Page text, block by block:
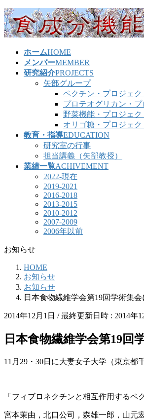
コ
ン
テ
ナ
ビ
ゲ
ホームHOME
メンバーMEMBER
研究紹介PROJECTS
矢部グループ
ペクチン・プロジェク
プロテオグリカン・プ
野菜機能・プロジェク
オリゴ糖・プロジェク
教育・指導EDUCATION
研究室の行事
担当講義（矢部教授）
業績一覧ACHIVEMENT
2022-現在
2019-2021
2016-2018
2013-2015
2010-2012
2007-2009
2006年以前
お知らせ
HOME
お知らせ
お知らせ
日本食物繊維学会第19回学術集
2014年12月1日 / 最終更新日時 : 2014年
日本食物繊維学会第19回
11月29・30日に大妻女子大学（東京都
「フィブロネクチンと相互作用するペ
宮本茉由，北口公司，森雄一郎，山元